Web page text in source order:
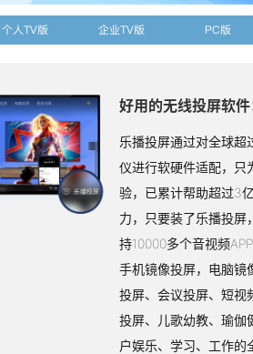
个人TV版 企业TV版 PC版
好用的无线投屏软
乐播投屏通过对全球超
仪进行软硬件适配，只
验，已累计帮助超过3
力，只要装了乐播投屏
持10000多个音视频
手机镜像投屏，电脑镜
投屏、会议投屏、短视
投屏、儿歌幼教、瑜伽
户娱乐、学习、工作的